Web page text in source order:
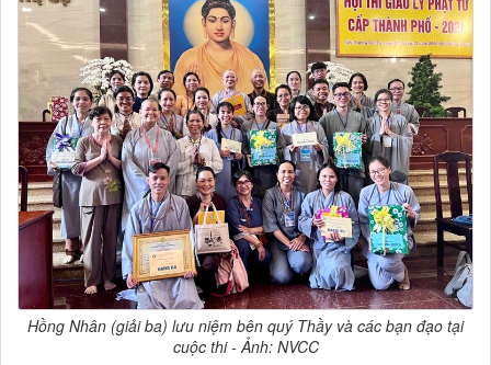
Hồng Nhân (giải ba) lưu niệm bên quý Thầy và các bạn đạo tại
cuộc thi - Ảnh: NVCC